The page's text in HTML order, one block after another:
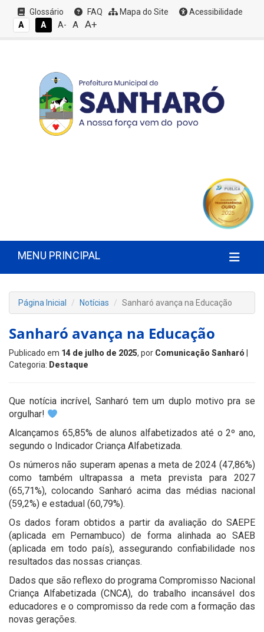
Glossário FAQ Mapa do Site
Acessibilidade
A
A A- A A+
MENU PRINCIPAL
Página Inicial Notícias Sanharó avança na Educação
Sanharó avança na Educação
Publicado em 14 de julho de 2025, por Comunicação Sanharó
Categoria: Destaque
Que notícia incrível, Sanharó tem um duplo motivo pra se
orgulhar!
Alcançamos 65,85% de alunos alfabetizados até o 2º ano,
segundo o Indicador Criança Alfabetizada.
Os números não superam apenas a meta de 2024 (47,86%)
como também ultrapassa a meta prevista para 2027
(65,71%), colocando Sanharó acima das médias nacional
(59,2%) e estadual (60,79%).
Os dados foram obtidos a partir da avaliação do SAEPE
(aplicada em Pernambuco) de forma alinhada ao SAEB
(aplicada em todo país), assegurando confiabilidade nos
resultados das nossas crianças.
Dados que são reflexo do programa Compromisso Nacional
Criança Alfabetizada (CNCA), do trabalho incansável dos
educadores e o compromisso da rede com a formação das
novas gerações.